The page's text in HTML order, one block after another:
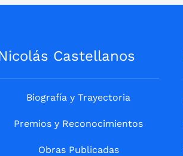
Castellanos
Biografía y Trayectoria
Premios y Reconocimientos
Obras Publicadas